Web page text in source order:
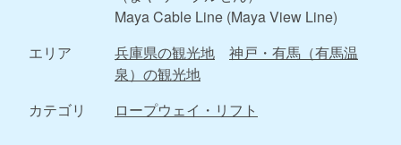
Maya Cable Line (Maya View Line)
エリア
兵庫県の観光地
神戸・有馬（有馬温
泉）の観光地
カテゴリ
ロープウェイ・リフト